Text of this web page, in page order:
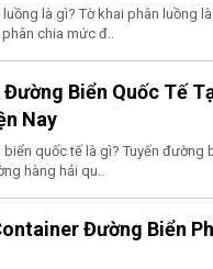
luồng là gì? Tờ khai phân luồng
chia mức đ..
Đường Biển Quốc Tế
Nay
biển quốc tế là gì? Tuyến đường
hàng hải qu..
Đường Biển